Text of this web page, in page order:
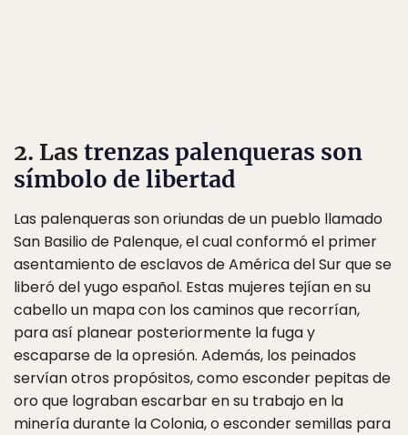
2. Las trenzas palenqueras son
símbolo de libertad
Las palenqueras son oriundas de un pueblo llamado
San Basilio de Palenque, el cual conformó el primer
asentamiento de esclavos de América del Sur que se
liberó del yugo español. Estas mujeres tejían en su
cabello un mapa con los caminos que recorrían,
para así planear posteriormente la fuga y
escaparse de la opresión. Además, los peinados
servían otros propósitos, como esconder pepitas de
oro que lograban escarbar en su trabajo en la
minería durante la Colonia, o esconder semillas para